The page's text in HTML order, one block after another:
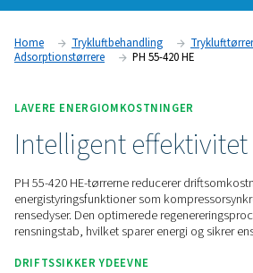
effektivitet, minimerer trykfald og
holdbare aluminiumshuse,
styringsmuligheder via Purelogic-
Kontakt os for at få et tilbud.
Home Trykluftbehandling
Adsorptionstørrere